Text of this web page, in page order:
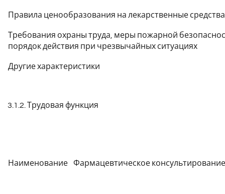
Правила ценообразования на лекарственные средства
Требования охраны труда, меры пожарной
порядок действия при чрезвычайных ситуациях
Другие характеристики
3.1.2. Трудовая функция
Наименование Фармацевтическое консультирование